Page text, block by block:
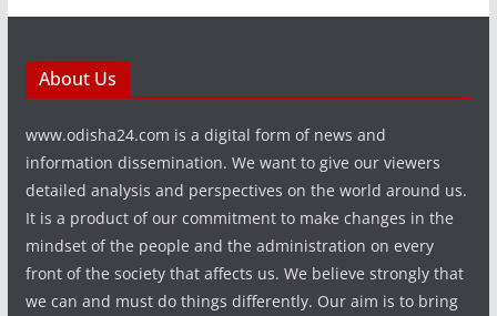
About Us
www.odisha24.com is a digital form of news and
information dissemination. We want to give our viewers
detailed analysis and perspectives on the world around us.
It is a product of our commitment to make changes in the
mindset of the people and the administration on every
front of the society that affects us. We believe strongly that
we can and must do things differently. Our aim is to bring